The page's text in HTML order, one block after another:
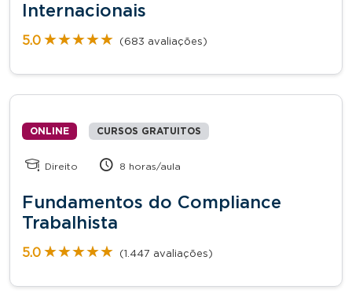
Internacionais
5.0 ★★★★★
★★★★★ (683 avaliações)
ONLINE CURSOS GRATUITOS
Direito 8 horas/aula
Fundamentos do Compliance
Trabalhista
5.0 ★★★★★
★★★★★ (1.447 avaliações)